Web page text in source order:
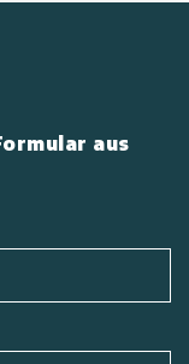
aus